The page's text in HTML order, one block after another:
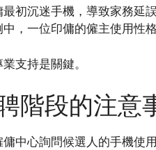
初沉迷手機，導致家務延
，一位印傭的僱主使用性
支持是關鍵。
階段的注意
中心詢問候選人的手機使